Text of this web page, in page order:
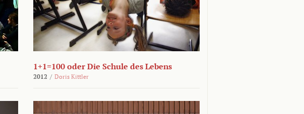
1+1=100 oder Die Schule des Lebens
2012 / Doris Kittler